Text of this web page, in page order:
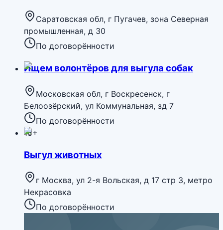
Саратовская обл, г Пугачев, зона Северная
промышленная, д 30
По договорённости
Ищем волонтёров для выгула собак
Московская обл, г Воскресенск, г
Белоозёрский, ул Коммунальная, зд 7
По договорённости
18+
Выгул животных
г Москва, ул 2-я Вольская, д 17 стр 3, метро
Некрасовка
По договорённости